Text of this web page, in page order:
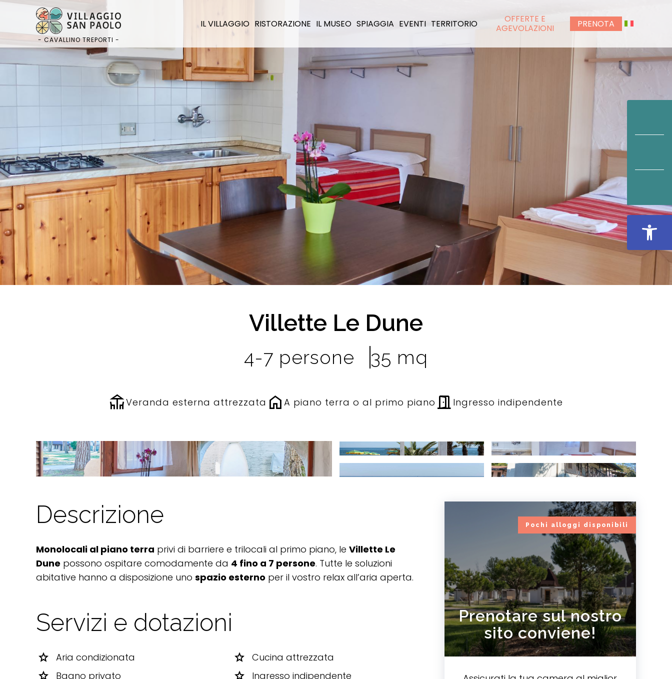
Apri la
Salta
contenuto- CAVALLINO TREPORTI -
IL VILLAGGIO RISTORAZIONE IL MUSEO SPIAGGIA EVENTI TERRITORIO
OFFERTE E
AGEVOLAZIONI
PRENOTA
Villette Le Dune
4-7 persone 35 mq
deckVeranda esterna attrezzata homeA piano terra o al primo piano door_open Ingresso indipendente
Descrizione
Monolocali al piano terra privi di barriere e trilocali al primo piano, le Villette Le
Dune possono ospitare comodamente da 4 fino a 7 persone. Tutte le soluzioni
abitative hanno a disposizione uno spazio esterno per il vostro relax all’aria aperta.
Pochi alloggi disponibili
Prenotare sul nostro
sito conviene!
Servizi e dotazioni
star Aria condizionata
star Bagno privato
star Cucina attrezzata
star Ingresso indipendente